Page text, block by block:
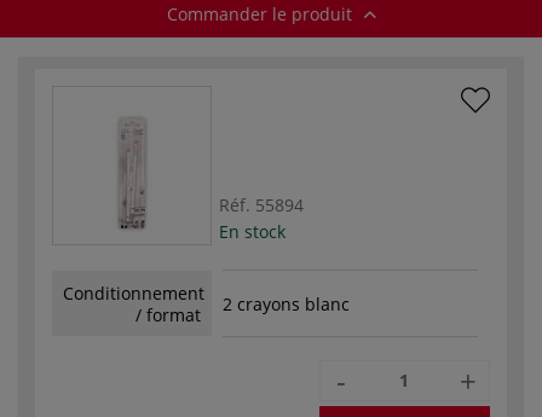
Commander le produit
Réf. 55894
En stock
Conditionnement
/ format
2 crayons blanc
- +